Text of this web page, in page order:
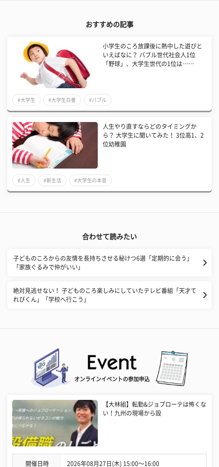
おすすめの記事
小学生のころ放課後に熱中した遊びと
いえばなに？ バブル世代社会人1位
「野球」、大学生世代の1位は……
#大学生 #大学生白書 #バブル
人生やり直すならどのタイミングか
ら？ 大学生に聞いてみた！ 3位高1、2
位幼稚園
#人生 #新生活 #大学生の本音
合わせて読みたい
子どものころからの友情を長持ちさせる秘けつ6選「定期的に会う」
「家族ぐるみで仲がいい」
絶対見逃せない！ 子どものころ楽しみにしていたテレビ番組「天才て
れびくん」「学校へ行こう」
オンラインイベントの参加申込
【大林組】転勤&ジョブローテは怖くな
い！九州の現場から設
開催日時 2026年08月27日(木) 15:00〜16:00